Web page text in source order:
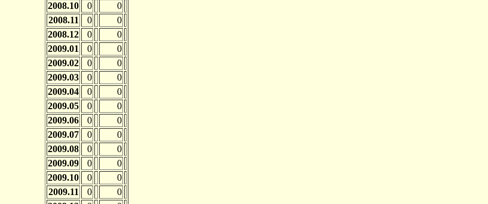
2008.10
0
0
2008.11
0
0
2008.12
0
0
2009.01
0
0
2009.02
0
0
2009.03
0
0
2009.04
0
0
2009.05
0
0
2009.06
0
0
2009.07
0
0
2009.08
0
0
2009.09
0
0
2009.10
0
0
2009.11
0
0